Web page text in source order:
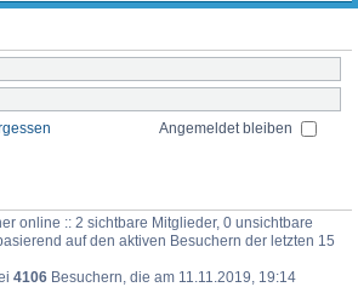
Angemeldet bleiben
online :: 2 sichtbare Mitglieder, 0 unsichtbare
auf den aktiven Besuchern der letzten 15
4106 Besuchern, die am 11.11.2019, 19:14